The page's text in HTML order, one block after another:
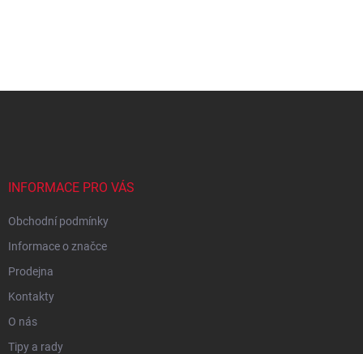
INFORMACE PRO VÁS
Obchodní podmínky
Informace o značce
Prodejna
Kontakty
O nás
Tipy a rady